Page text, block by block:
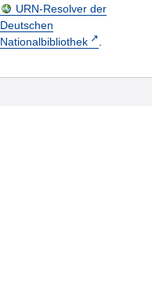
URN-Resolver der
Deutschen
Nationalbibliothek
.